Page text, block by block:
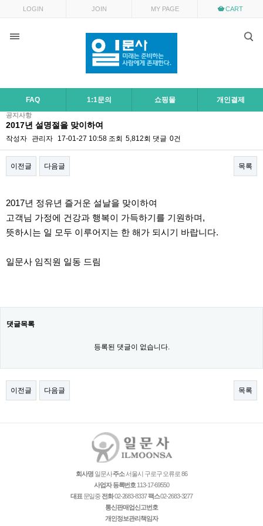
LOGIN JOIN MY PAGE CART
FAQ 1:1문의 쇼핑몰 개인결제
공지사항
2017년 설명절을 맞이하여
작성자 관리자 17-01-27 10:58 조회 5,812회 댓글 0건
이전글 다음글 목록
2017년 정유년 즐거운 설날을 맞이하여
고객님 가정에 건강과 행복이 가득하기를 기원하며,
뜻하시는 일 모두 이루어지는 한 해가 되시기 바랍니다.
일문사 임직원 일동 드림
댓글목록
등록된 댓글이 없습니다.
이전글 다음글 목록
회사명일문사 주소서울시 구로구 오류로 86
사업자 등록번호 113-17-69550
대표문일중 전화02-2683-8337팩스02-2683-3277
통신판매업신고번호
개인정보관리책임자